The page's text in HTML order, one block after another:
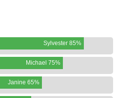
Sylvester 85%
Michael 75%
Janine 65%